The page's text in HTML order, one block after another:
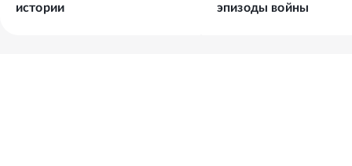
истории
эпизоды войны